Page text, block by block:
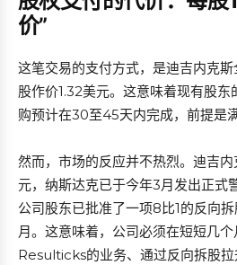
价”
这笔交易的支付方式，是迪吉内克
股作价1.32美元。这意味着现有股
购预计在30至45天内完成，前提是
然而，市场的反应并不热烈。迪吉
元，纳斯达克已于今年3月发出正式
公司股东已批准了一项8比1的反向
月。这意味着，公司必须在短短几
Resulticks的业务、通过反向拆股